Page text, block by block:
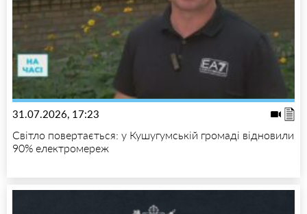
31.07.2026, 17:23
Світло повертається: у Кушугумській громаді відновили
90% електромереж